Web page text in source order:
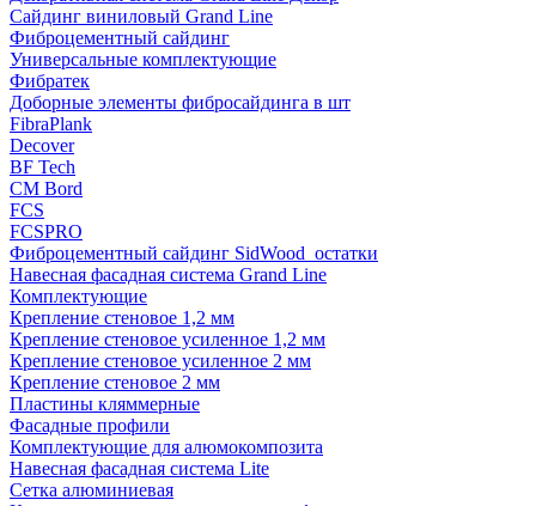
Сайдинг виниловый Grand Line
Фиброцементный сайдинг
Универсальные комплектующие
Фибратек
Доборные элементы фибросайдинга в шт
FibraPlank
Decover
BF Tech
CM Bord
FCS
FCSPRO
Фиброцементный сайдинг SidWood_остатки
Навесная фасадная система Grand Line
Комплектующие
Крепление стеновое 1,2 мм
Крепление стеновое усиленное 1,2 мм
Крепление стеновое усиленное 2 мм
Крепление стеновое 2 мм
Пластины кляммерные
Фасадные профили
Комплектующие для алюмокомпозита
Навесная фасадная система Lite
Сетка алюминиевая